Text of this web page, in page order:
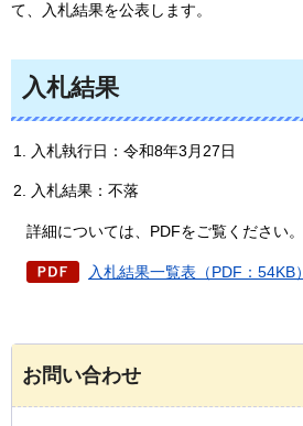
て、入札結果を公表します。
入札結果
入札執行日：令和8年3月27日
入札結果：不落
詳細については、PDFをご覧ください。
入札結果一覧表（PDF：54KB）
お問い合わせ